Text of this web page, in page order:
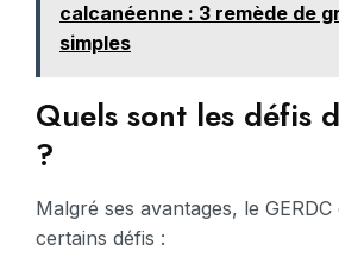
calcanéenne : 3 remède de
simples
Quels sont les défis
?
Malgré ses avantages, le
certains défis :